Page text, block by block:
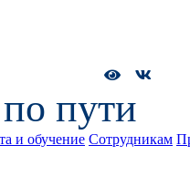
пути
и обучение Сотрудникам